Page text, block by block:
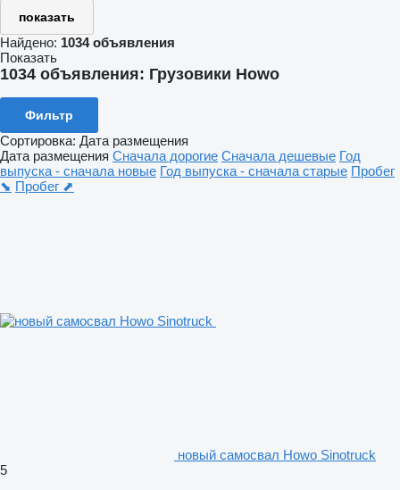
показать
Найдено: 1034 объявления
Показать
1034 объявления: Грузовики Howo
Фильтр
Сортировка: Дата размещения
Дата размещения Сначала дорогие Сначала дешевые Год
выпуска - сначала новые Год выпуска - сначала старые Пробег
⬊ Пробег ⬈
новый самосвал Howo Sinotruck
5